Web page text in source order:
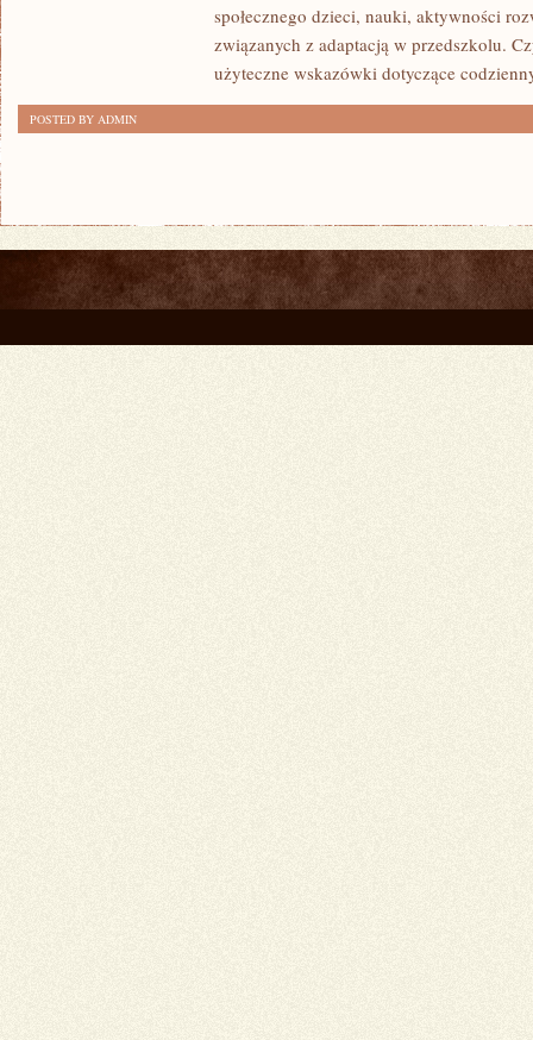
społecznego dzieci, nauki, aktywności
związanych z adaptacją w przedszkolu.
użyteczne wskazówki dotyczące
POSTED BY ADMIN